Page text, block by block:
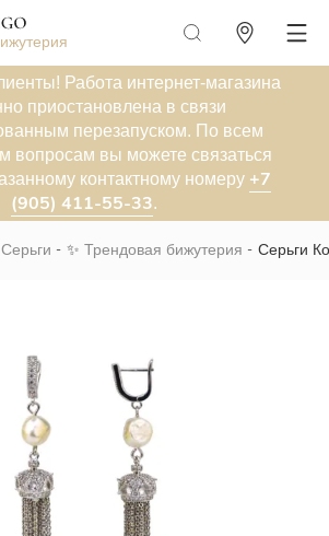
Работа интернет-магазина
приостановлена в связи
перезапуском. По всем
вопросам вы можете связаться
контактному номеру +7
(905) 411-55-33.
Серьги ✨ Трендовая бижутерия Серьги